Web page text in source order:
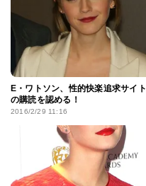
E・ワトソン、性的快楽追求サイト
の購読を認める！
2016/2/29 11:16